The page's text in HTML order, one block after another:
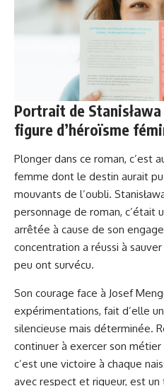
Portrait de
figure d’héroïsme
Plonger dans ce roman, c’est
femme dont le destin aurait
mouvants de l’oubli.
personnage de roman, c’était
arrêtée à cause de son
concentration a réussi à
peu ont survécu.
Son courage face à Josef
expérimentations, fait d’elle
silencieuse mais déterminée.
continuer à exercer son métier
c’est une victoire à chaque
avec respect et rigueur, est